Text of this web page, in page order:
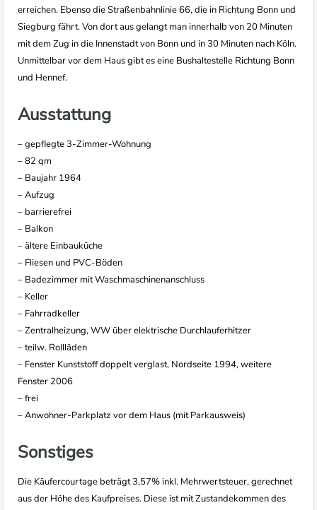
erreichen. Ebenso die Straßenbahnlinie 66, die in Richtung Bonn und
Siegburg fährt. Von dort aus gelangt man innerhalb von 20 Minuten
mit dem Zug in die Innenstadt von Bonn und in 30 Minuten nach Köln.
Unmittelbar vor dem Haus gibt es eine Bushaltestelle Richtung Bonn
und Hennef.
Ausstattung
– gepflegte 3-Zimmer-Wohnung
– 82 qm
– Baujahr 1964
– Aufzug
– barrierefrei
– Balkon
– ältere Einbauküche
– Fliesen und PVC-Böden
– Badezimmer mit Waschmaschinenanschluss
– Keller
– Fahrradkeller
– Zentralheizung, WW über elektrische Durchlauferhitzer
– teilw. Rollläden
– Fenster Kunststoff doppelt verglast, Nordseite 1994, weitere
Fenster 2006
– frei
– Anwohner-Parkplatz vor dem Haus (mit Parkausweis)
Sonstiges
Die Käufercourtage beträgt 3,57% inkl. Mehrwertsteuer, gerechnet
aus der Höhe des Kaufpreises. Diese ist mit Zustandekommen des